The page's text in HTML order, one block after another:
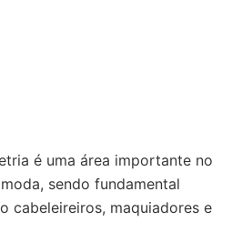
é uma área importante no
sendo fundamental
cabeleireiros, maquiadores e